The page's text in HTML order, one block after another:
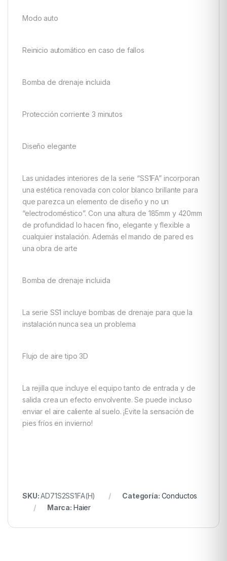
Modo auto
Reinicio automático en caso de fallos
Bomba de drenaje incluida
Protección corriente 3 minutos
Diseño elegante
Las unidades interiores de la serie “SS1FA” incorporan
una estética renovada con color blanco brillante para
que parezca un elemento de diseño y no un
“electrodoméstico”. Con una altura de 185mm y 420mm
de profundidad lo hacen fino, elegante y flexible a
cualquier instalación. Además el mando de pared es
una obra de arte
Bomba de drenaje incluida
La serie SS1 incluye bombas de drenaje para que la
instalación nunca sea un problema
Flujo de aire tipo 3D
La rejilla que incluye el equipo tanto de entrada y de
salida crea un efecto envolvente. Se puede incluso
enviar el aire caliente al suelo. ¡Evite la sensación de
pies fríos en invierno!
SKU:AD71S2SS1FA(H) Categoría: Conductos
Marca: Haier